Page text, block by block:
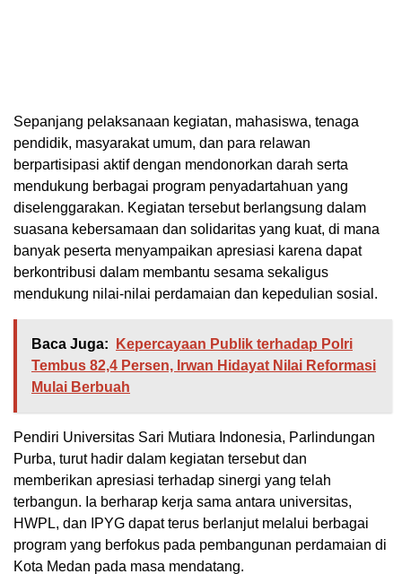
Sepanjang pelaksanaan kegiatan, mahasiswa, tenaga
pendidik, masyarakat umum, dan para relawan
berpartisipasi aktif dengan mendonorkan darah serta
mendukung berbagai program penyadartahuan yang
diselenggarakan. Kegiatan tersebut berlangsung dalam
suasana kebersamaan dan solidaritas yang kuat, di mana
banyak peserta menyampaikan apresiasi karena dapat
berkontribusi dalam membantu sesama sekaligus
mendukung nilai-nilai perdamaian dan kepedulian sosial.
Baca Juga:
Kepercayaan Publik terhadap Polri
Tembus 82,4 Persen, Irwan Hidayat Nilai Reformasi
Mulai Berbuah
Pendiri Universitas Sari Mutiara Indonesia, Parlindungan
Purba, turut hadir dalam kegiatan tersebut dan
memberikan apresiasi terhadap sinergi yang telah
terbangun. Ia berharap kerja sama antara universitas,
HWPL, dan IPYG dapat terus berlanjut melalui berbagai
program yang berfokus pada pembangunan perdamaian di
Kota Medan pada masa mendatang.